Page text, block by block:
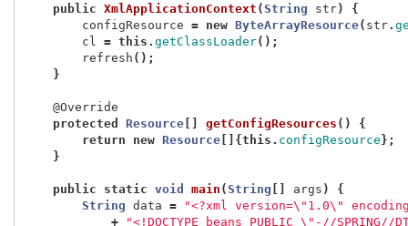
public XmlApplicationContext (String str)
{
configResource = new ByteArrayResource( str.
cl
= this . getClassLoader();
refresh ();
}
@Override
protected
Resource[] getConfigResources ()
{
return
new Resource[]{this . configResource};
}
public static void main (String [] args )
{
String data =
"<?xml version=\"1.0\"
+
"<!DOCTYPE beans PUBLIC \"-//